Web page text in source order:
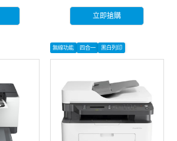
立即搶購
無線功能 四合一 黑白列印